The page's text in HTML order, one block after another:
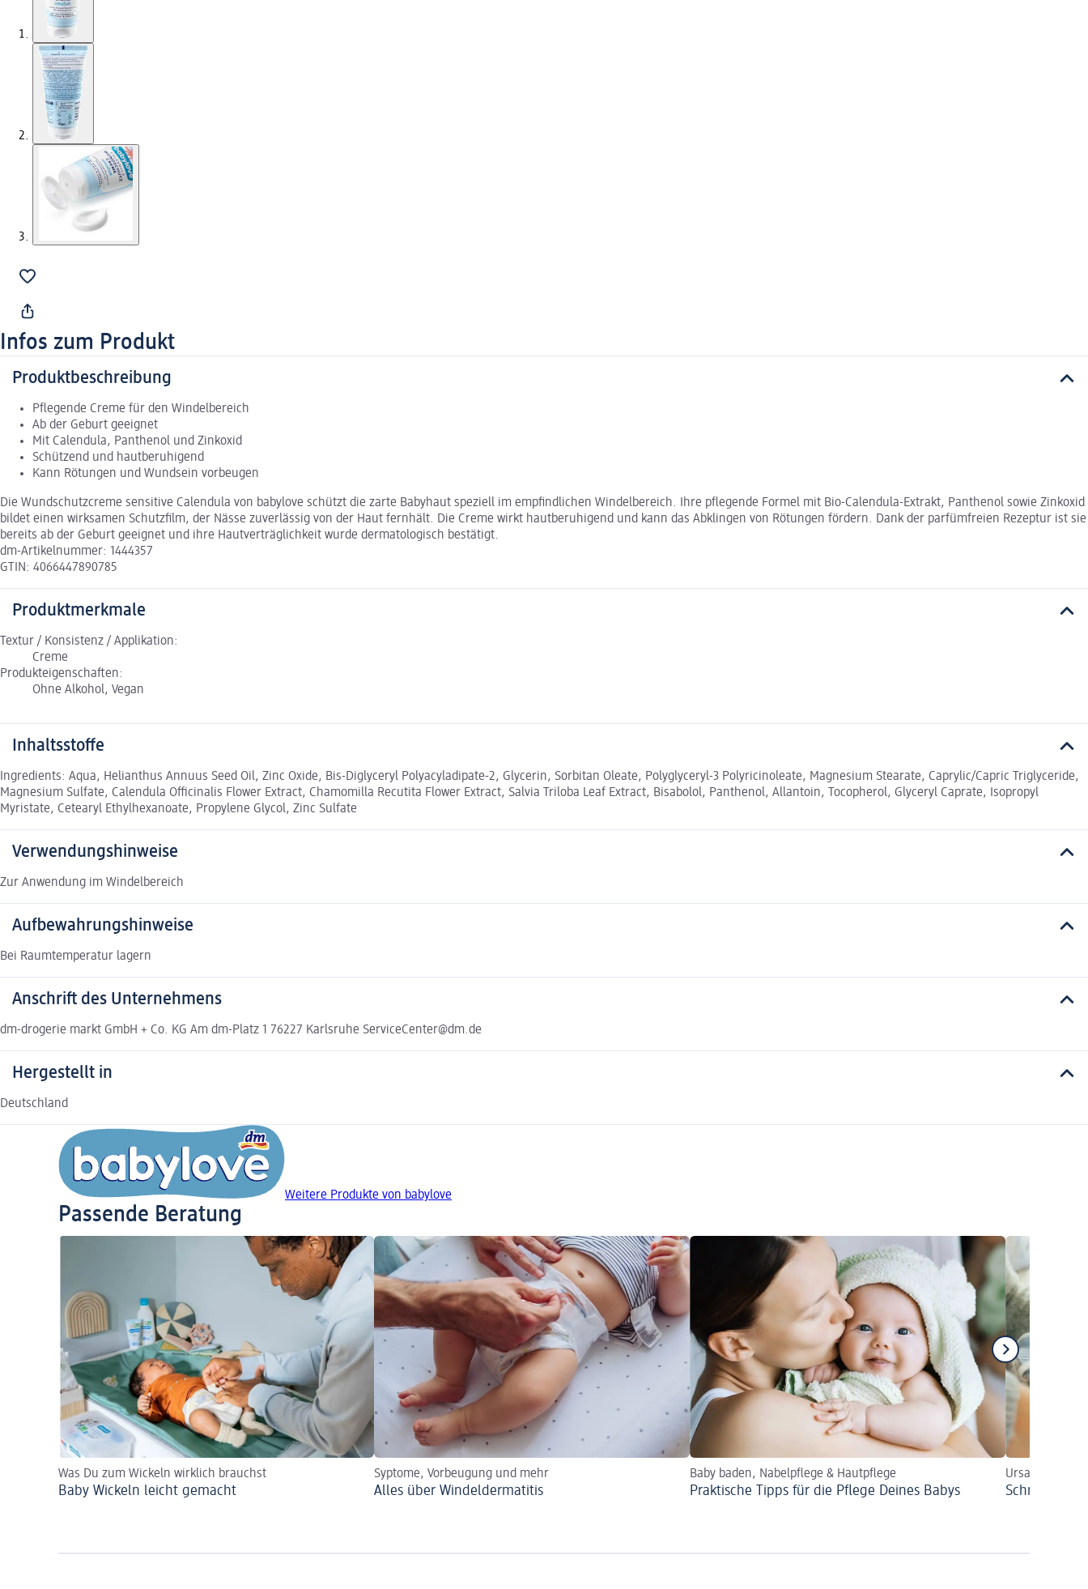
Infos zum Produkt
Produktbeschreibung
Pflegende Creme für den Windelbereich
Ab der Geburt geeignet
Mit Calendula, Panthenol und Zinkoxid
Schützend und hautberuhigend
Kann Rötungen und Wundsein vorbeugen
Die Wundschutzcreme sensitive Calendula von babylove schützt die zarte Babyhaut speziell im empfindlichen Windelbereich. Ihre pflegende Formel mit Bio-Calendula-Extrakt, Panthenol sowie Zinkoxid
bildet einen wirksamen Schutzfilm, der Nässe zuverlässig von der Haut fernhält. Die Creme wirkt hautberuhigend und kann das Abklingen von Rötungen fördern. Dank der parfümfreien Rezeptur ist sie
bereits ab der Geburt geeignet und ihre Hautverträglichkeit wurde dermatologisch bestätigt.
dm-Artikelnummer: 1444357
GTIN: 4066447890785
Produktmerkmale
Textur / Konsistenz / Applikation:
Creme
Produkteigenschaften:
Ohne Alkohol, Vegan
Inhaltsstoffe
Ingredients: Aqua, Helianthus Annuus Seed Oil, Zinc Oxide, Bis-Diglyceryl Polyacyladipate-2, Glycerin, Sorbitan Oleate, Polyglyceryl-3 Polyricinoleate, Magnesium Stearate, Caprylic/Capric Triglyceride,
Magnesium Sulfate, Calendula Officinalis Flower Extract, Chamomilla Recutita Flower Extract, Salvia Triloba Leaf Extract, Bisabolol, Panthenol, Allantoin, Tocopherol, Glyceryl Caprate, Isopropyl
Myristate, Cetearyl Ethylhexanoate, Propylene Glycol, Zinc Sulfate
Verwendungshinweise
Zur Anwendung im Windelbereich
Aufbewahrungshinweise
Bei Raumtemperatur lagern
Anschrift des Unternehmens
dm-drogerie markt GmbH + Co. KG Am dm-Platz 1 76227 Karlsruhe ServiceCenter@dm.de
Hergestellt in
Deutschland
Weitere Produkte von babylove
Passende Beratung
Was Du zum Wickeln wirklich brauchst
Baby Wickeln leicht gemacht
Syptome, Vorbeugung und mehr
Alles über Windeldermatitis
Baby baden, Nabelpflege & Hautpflege
Praktische Tipps für die Pflege Deines Babys
Ursachen,